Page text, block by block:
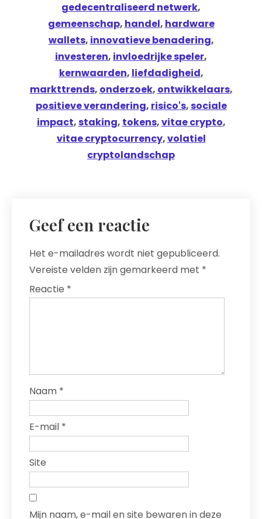
gedecentraliseerd netwerk,
gemeenschap, handel, hardware
wallets, innovatieve benadering,
investeren, invloedrijke speler,
kernwaarden, liefdadigheid,
markttrends, onderzoek, ontwikkelaars,
positieve verandering, risico's,sociale
impact,staking, tokens,vitae crypto,
vitae cryptocurrency,volatiel
cryptolandschap
Geef een reactie
Het e-mailadres wordt niet gepubliceerd.
Vereiste velden zijn gemarkeerd met *
Reactie *
Naam *
E-mail *
Site
Mijn naam, e-mail en site bewaren in deze